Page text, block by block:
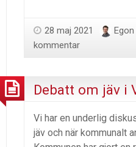
28 maj 2021 Egon
kommentar
Debatt om jäv i
Vi har en underlig
jäv och när kommunalt